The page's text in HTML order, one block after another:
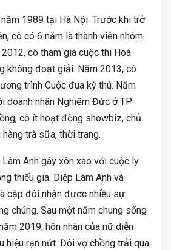
1989 tại Hà Nội. Trước khi trở
cô có 6 năm là thành viên nhóm
cô tham gia cuộc thi Hoa
không đoạt giải. Năm 2013, cô
trình Cuộc đua kỳ thú. Năm
doanh nhân Nghiêm Đức ở TP
cô ít hoạt động showbiz, chủ
trà sữa, thời trang.
Anh gây xôn xao với cuộc ly
thiếu gia. Diệp Lâm Anh và
cặp đôi nhận được nhiều sự
chúng. Sau một năm chung sống
2019, hôn nhân của nữ diễn
hiệu rạn nứt. Đôi vợ chồng trải qua